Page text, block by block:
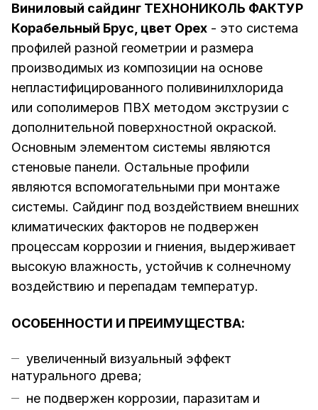
Виниловый сайдинг ТЕХНОНИКОЛЬ ФАКТУР
Корабельный Брус, цвет Орех - это система
профилей разной геометрии и размера
производимых из композиции на основе
непластифицированного поливинилхлорида
или сополимеров ПВХ методом экструзии с
дополнительной поверхностной окраской.
Основным элементом системы являются
стеновые панели. Остальные профили
являются вспомогательными при монтаже
системы. Сайдинг под воздействием внешних
климатических факторов не подвержен
процессам коррозии и гниения, выдерживает
высокую влажность, устойчив к солнечному
воздействию и перепадам температур.
ОСОБЕННОСТИ И ПРЕИМУЩЕСТВА:
увеличенный визуальный эффект
натурального древа;
не подвержен коррозии, паразитам и